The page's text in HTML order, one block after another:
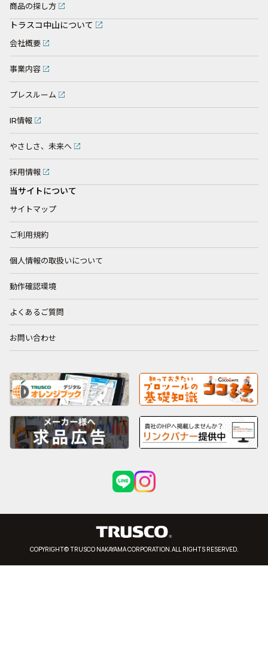
商品の探し方
トラスコ中山について
会社概要
事業内容
プレスルーム
IR情報
やさしさ、未来へ
採用情報
当サイトについて
サイトマップ
ご利用規約
個人情報の取扱いについて
動作確認環境
よくあるご質問
お問い合わせ
COPYRIGHT© TRUSCO NAKAYAMA CORPORATION.ALL RIGHTS RESERVED.